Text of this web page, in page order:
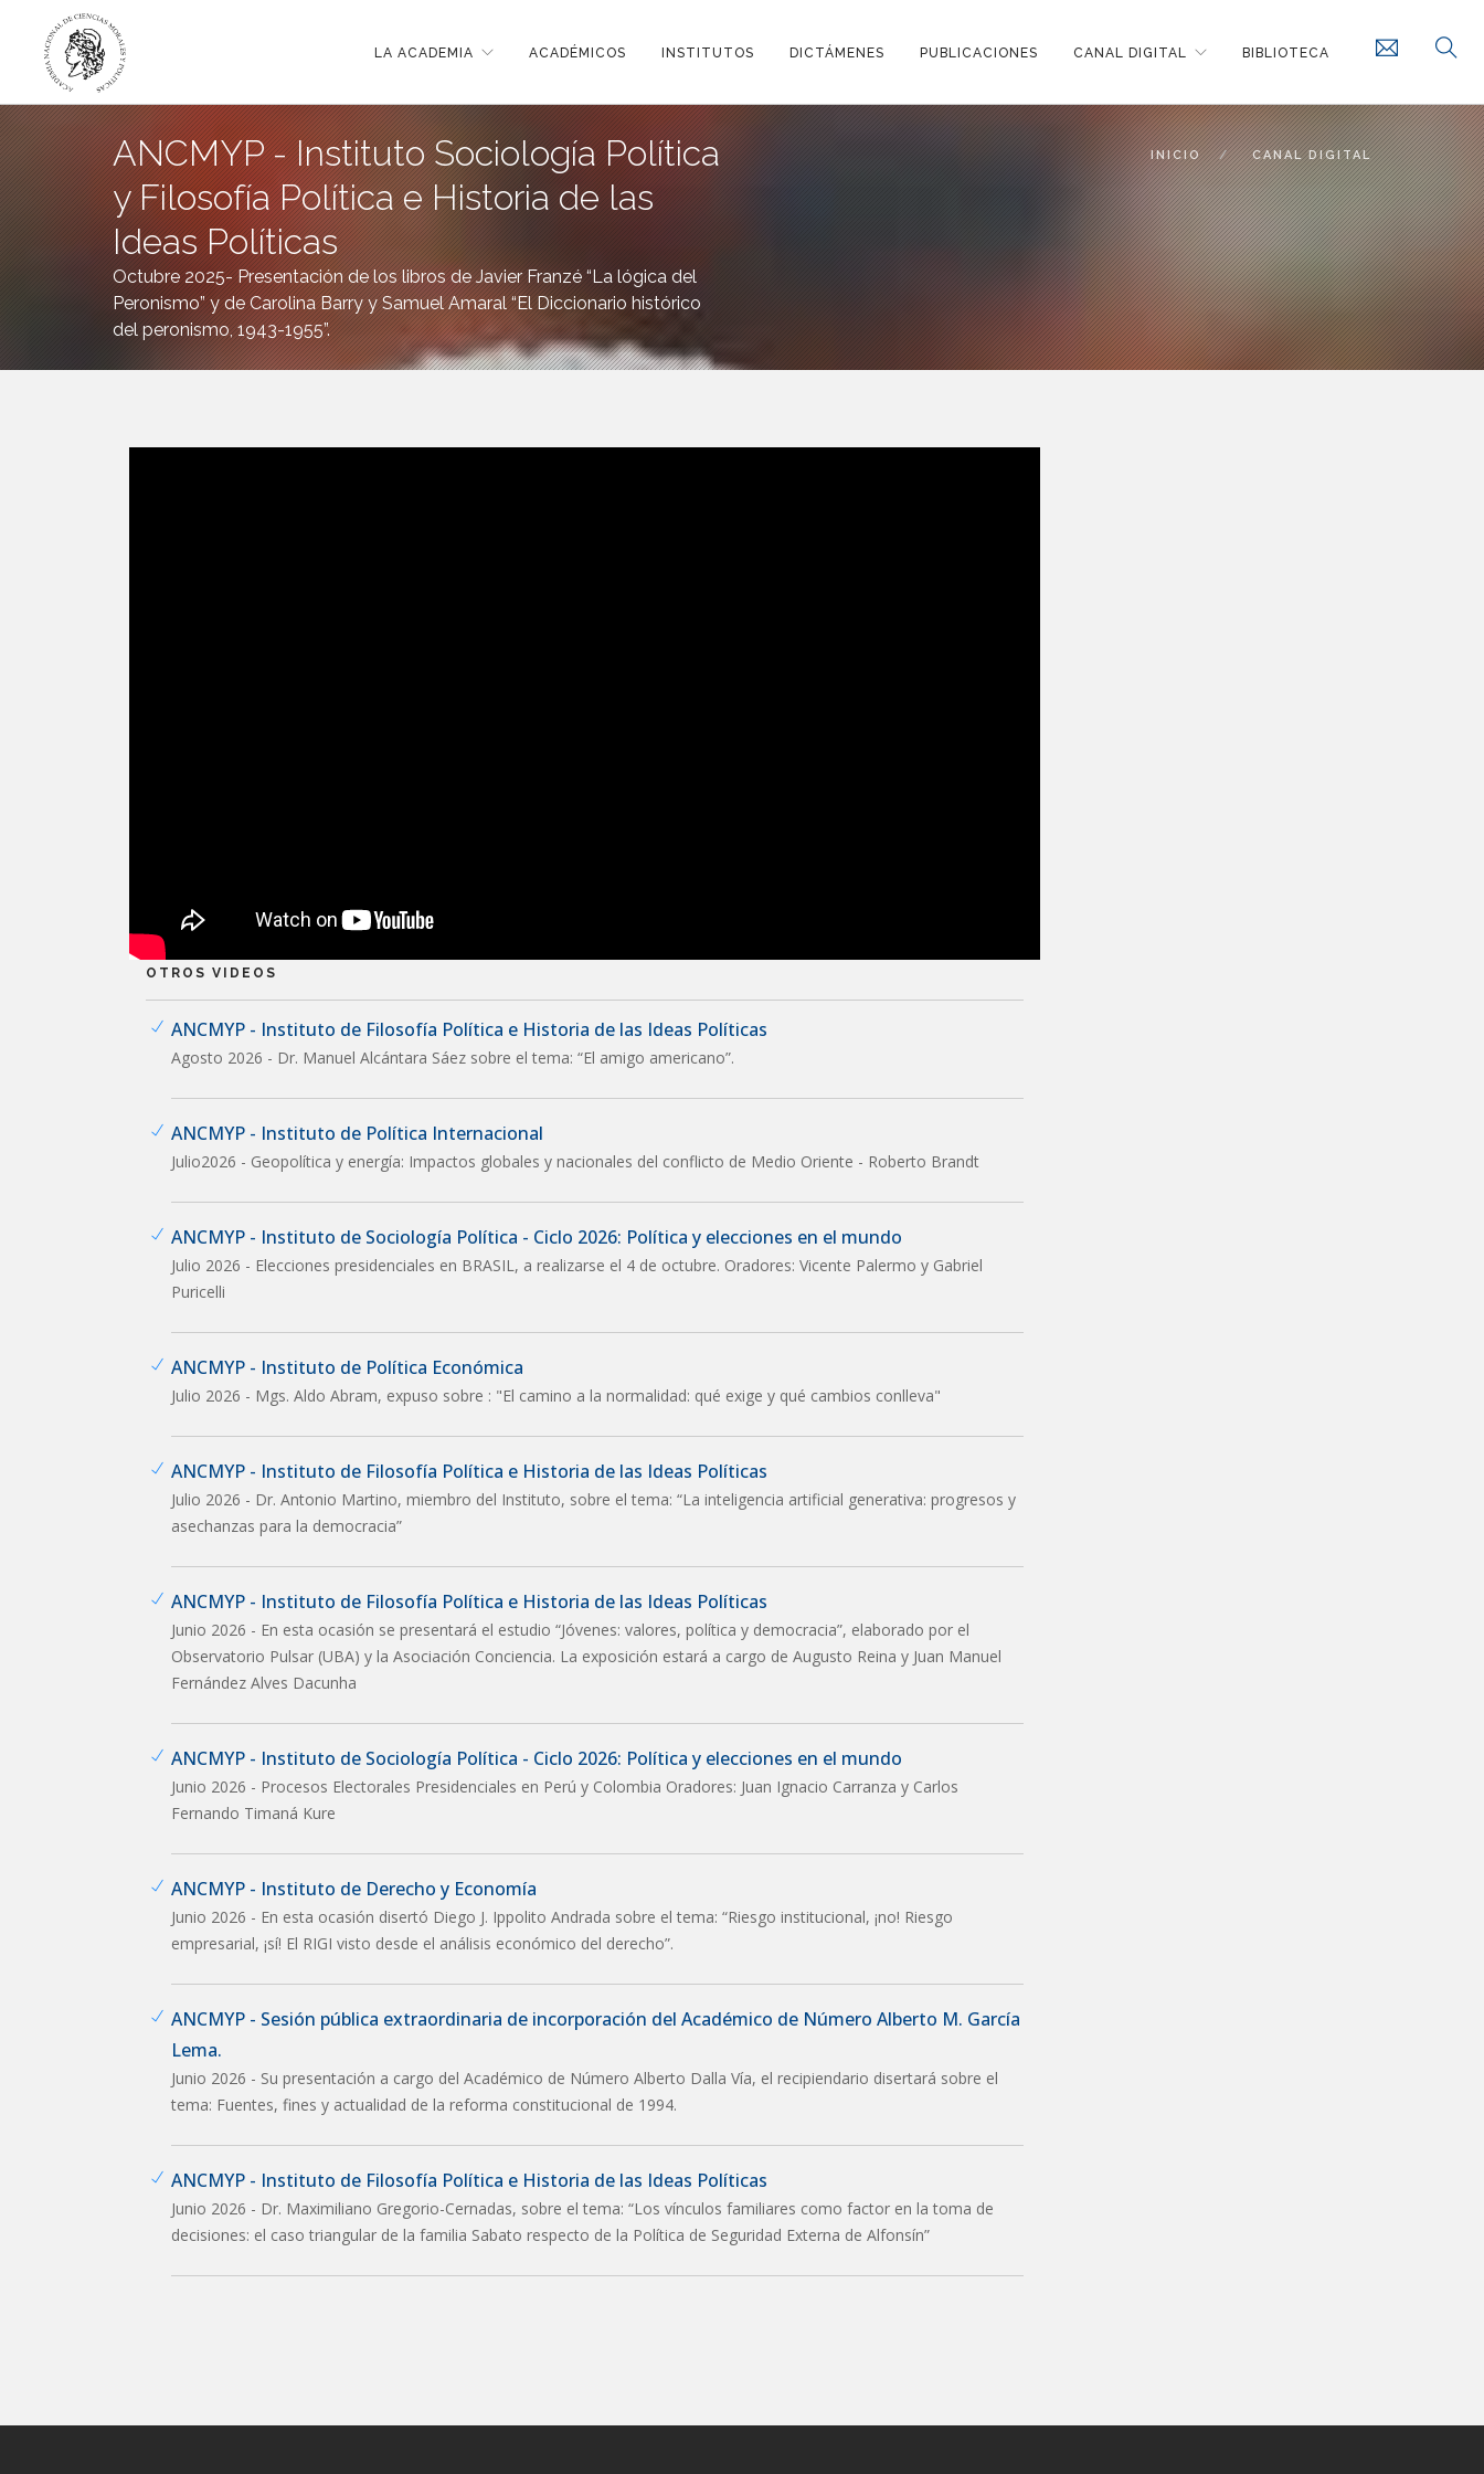
LA ACADEMIA ACADÉMICOS INSTITUTOS DICTÁMENES PUBLICACIONES CANAL DIGITAL BIBLIOTECA
ANCMYP - Instituto Sociología Política
y Filosofía Política e Historia de las
Ideas Políticas
Octubre 2025- Presentación de los libros de Javier Franzé “La lógica del
Peronismo” y de Carolina Barry y Samuel Amaral “El Diccionario histórico
del peronismo, 1943-1955”.
INICIO CANAL DIGITAL
OTROS VIDEOS
ANCMYP - Instituto de Filosofía Política e Historia de las Ideas Políticas
Agosto 2026 - Dr. Manuel Alcántara Sáez sobre el tema: “El amigo americano”.
ANCMYP - Instituto de Política Internacional
Julio2026 - Geopolítica y energía: Impactos globales y nacionales del conflicto de Medio Oriente - Roberto Brandt
ANCMYP - Instituto de Sociología Política - Ciclo 2026: Política y elecciones en el mundo
Julio 2026 - Elecciones presidenciales en BRASIL, a realizarse el 4 de octubre. Oradores: Vicente Palermo y Gabriel
Puricelli
ANCMYP - Instituto de Política Económica
Julio 2026 - Mgs. Aldo Abram, expuso sobre : "El camino a la normalidad: qué exige y qué cambios conlleva"
ANCMYP - Instituto de Filosofía Política e Historia de las Ideas Políticas
Julio 2026 - Dr. Antonio Martino, miembro del Instituto, sobre el tema: “La inteligencia artificial generativa: progresos y
asechanzas para la democracia”
ANCMYP - Instituto de Filosofía Política e Historia de las Ideas Políticas
Junio 2026 - En esta ocasión se presentará el estudio “Jóvenes: valores, política y democracia”, elaborado por el
Observatorio Pulsar (UBA) y la Asociación Conciencia. La exposición estará a cargo de Augusto Reina y Juan Manuel
Fernández Alves Dacunha
ANCMYP - Instituto de Sociología Política - Ciclo 2026: Política y elecciones en el mundo
Junio 2026 - Procesos Electorales Presidenciales en Perú y Colombia Oradores: Juan Ignacio Carranza y Carlos
Fernando Timaná Kure
ANCMYP - Instituto de Derecho y Economía
Junio 2026 - En esta ocasión disertó Diego J. Ippolito Andrada sobre el tema: “Riesgo institucional, ¡no! Riesgo
empresarial, ¡sí! El RIGI visto desde el análisis económico del derecho”.
ANCMYP - Sesión pública extraordinaria de incorporación del Académico de Número Alberto M. García
Lema.
Junio 2026 - Su presentación a cargo del Académico de Número Alberto Dalla Vía, el recipiendario disertará sobre el
tema: Fuentes, fines y actualidad de la reforma constitucional de 1994.
ANCMYP - Instituto de Filosofía Política e Historia de las Ideas Políticas
Junio 2026 - Dr. Maximiliano Gregorio-Cernadas, sobre el tema: “Los vínculos familiares como factor en la toma de
decisiones: el caso triangular de la familia Sabato respecto de la Política de Seguridad Externa de Alfonsín”